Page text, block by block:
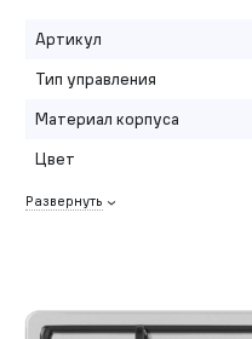
Артикул
Тип управления
Материал корпуса
Цвет
Развернуть